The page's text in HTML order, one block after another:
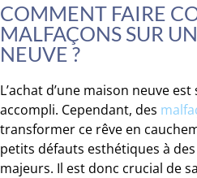
COMMENT FAIRE
MALFAÇONS SUR
NEUVE ?
L’achat d’une maison neuve
accompli. Cependant, des
transformer ce rêve en
petits défauts esthétiques à
majeurs. Il est donc crucial de